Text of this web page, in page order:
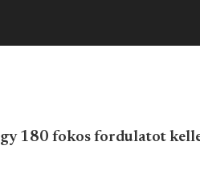
180 fokos fordulatot